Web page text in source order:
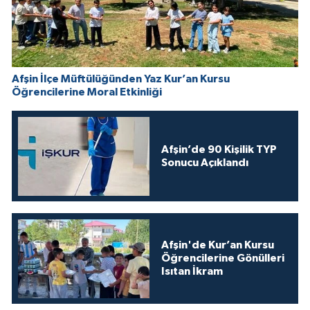
Afşin İlçe Müftülüğünden Yaz Kur’an Kursu
Öğrencilerine Moral Etkinliği
Afşin’de 90 Kişilik TYP
Sonucu Açıklandı
Afşin'de Kur’an Kursu
Öğrencilerine Gönülleri
Isıtan İkram